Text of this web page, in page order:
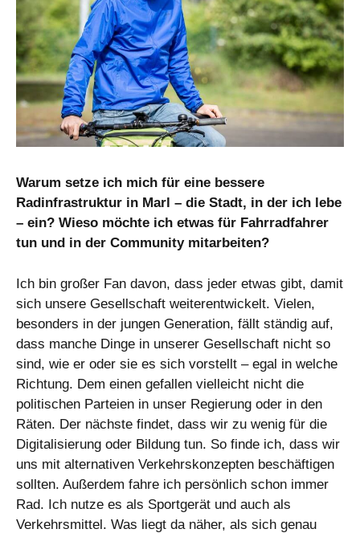
Warum setze ich mich für eine bessere
Radinfrastruktur in Marl – die Stadt, in der ich lebe
– ein? Wieso möchte ich etwas für Fahrradfahrer
tun und in der Community mitarbeiten?
Ich bin großer Fan davon, dass jeder etwas gibt, damit
sich unsere Gesellschaft weiterentwickelt. Vielen,
besonders in der jungen Generation, fällt ständig auf,
dass manche Dinge in unserer Gesellschaft nicht so
sind, wie er oder sie es sich vorstellt – egal in welche
Richtung. Dem einen gefallen vielleicht nicht die
politischen Parteien in unser Regierung oder in den
Räten. Der nächste findet, dass wir zu wenig für die
Digitalisierung oder Bildung tun. So finde ich, dass wir
uns mit alternativen Verkehrskonzepten beschäftigen
sollten. Außerdem fahre ich persönlich schon immer
Rad. Ich nutze es als Sportgerät und auch als
Verkehrsmittel. Was liegt da näher, als sich genau